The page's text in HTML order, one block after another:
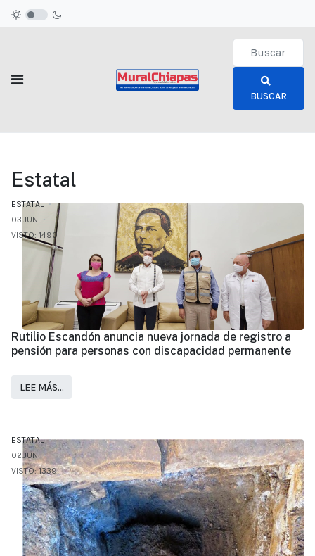
Type 2 or
BUSCAR
Estatal
ESTATAL
03.JUN
VISTO: 1490
Rutilio Escandón anuncia nueva jornada de registro a
pensión para personas con discapacidad permanente
LEE MÁS…
ESTATAL
02.JUN
VISTO: 1339